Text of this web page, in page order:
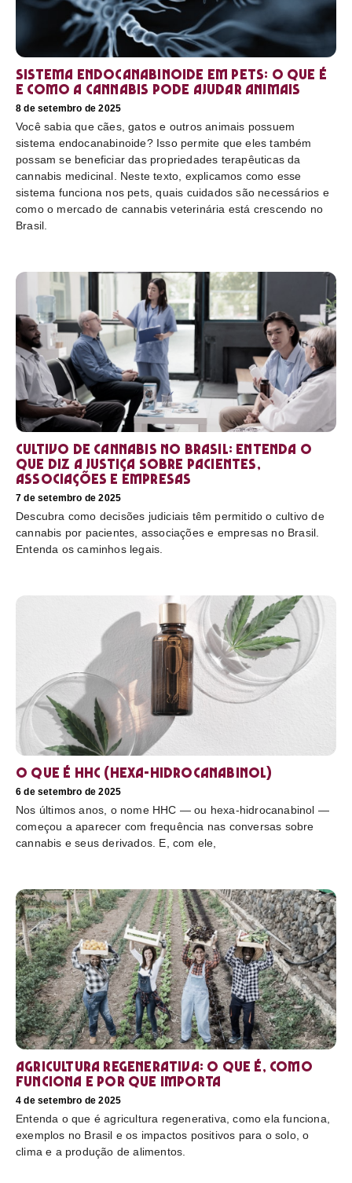
Sistema endocanabinoide em pets: o que é
e como a cannabis pode ajudar animais
8 de setembro de 2025
Você sabia que cães, gatos e outros animais possuem
sistema endocanabinoide? Isso permite que eles também
possam se beneficiar das propriedades terapêuticas da
cannabis medicinal. Neste texto, explicamos como esse
sistema funciona nos pets, quais cuidados são necessários e
como o mercado de cannabis veterinária está crescendo no
Brasil.
Cultivo de cannabis no Brasil: entenda o
que diz a Justiça sobre pacientes,
associações e empresas
7 de setembro de 2025
Descubra como decisões judiciais têm permitido o cultivo de
cannabis por pacientes, associações e empresas no Brasil.
Entenda os caminhos legais.
O que é HHC (hexa-hidrocanabinol)
6 de setembro de 2025
Nos últimos anos, o nome HHC — ou hexa-hidrocanabinol —
começou a aparecer com frequência nas conversas sobre
cannabis e seus derivados. E, com ele,
Agricultura regenerativa: o que é, como
funciona e por que importa
4 de setembro de 2025
Entenda o que é agricultura regenerativa, como ela funciona,
exemplos no Brasil e os impactos positivos para o solo, o
clima e a produção de alimentos.